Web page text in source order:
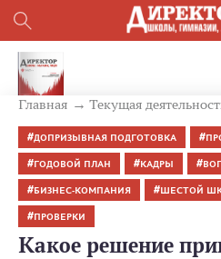
Главная Текущая
ДОПРИЗЫВНАЯ ПОДГОТОВКА
ГОДОВОЙ ПЛАН КАДРЫ
БИЗНЕС-КОМПАНИЯ ШЕСТОЙ
ПРОВЕРКИ
Какое решение